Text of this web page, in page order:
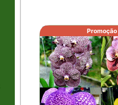
Promoção